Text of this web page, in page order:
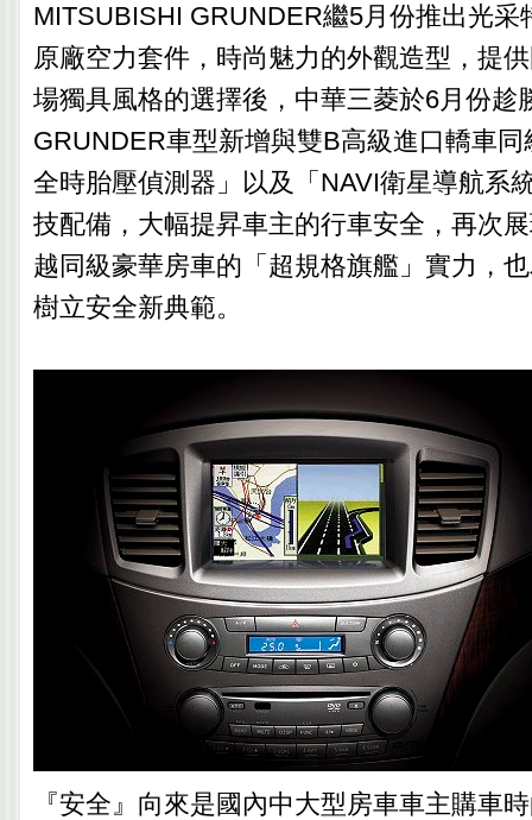
MITSUBISHI GRUNDER繼5月份推出光采
原廠空力套件，時尚魅力的外觀造型，提
場獨具風格的選擇後，中華三菱於6月份趁
GRUNDER車型新增與雙B高級進口轎車
全時胎壓偵測器」以及「NAVI衛星導航系
技配備，大幅提昇車主的行車安全，再次
越同級豪華房車的「超規格旗艦」實力，
樹立安全新典範。
『安全』向來是國內中大型房車車主購車